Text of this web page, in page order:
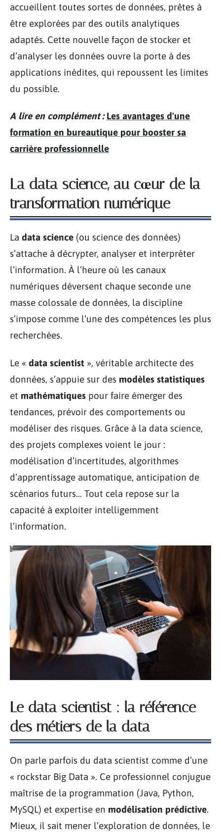
accueillent toutes sortes de données, prêtes à
être explorées par des outils analytiques
adaptés. Cette nouvelle façon de stocker et
d’analyser les données ouvre la porte à des
applications inédites, qui repoussent les limites
du possible.
A lire en complément : Les avantages d'une
formation en bureautique pour booster sa
carrière professionnelle
La data science, au cœur de la
transformation numérique
La data science (ou science des données)
s’attache à décrypter, analyser et interpréter
l’information. À l’heure où les canaux
numériques déversent chaque seconde une
masse colossale de données, la discipline
s’impose comme l’une des compétences les plus
recherchées.
Le « data scientist », véritable architecte des
données, s’appuie sur des modèles statistiques
et mathématiques pour faire émerger des
tendances, prévoir des comportements ou
modéliser des risques. Grâce à la data science,
des projets complexes voient le jour :
modélisation d’incertitudes, algorithmes
d’apprentissage automatique, anticipation de
scénarios futurs… Tout cela repose sur la
capacité à exploiter intelligemment
l’information.
Le data scientist : la référence
des métiers de la data
On parle parfois du data scientist comme d’une
« rockstar Big Data ». Ce professionnel conjugue
maîtrise de la programmation (Java, Python,
MySQL) et expertise en modélisation prédictive.
Mieux, il sait mener l’exploration de données, le